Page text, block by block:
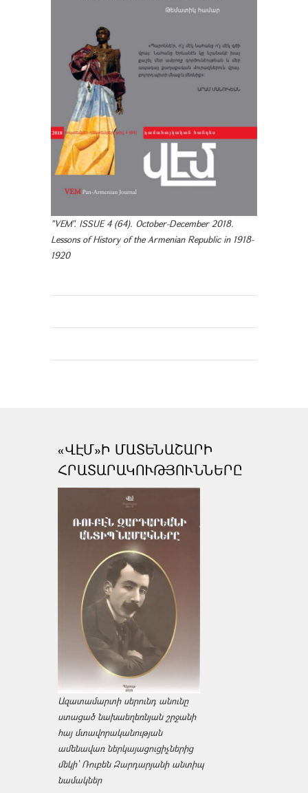
"VEM". ISSUE 4 (64). October-December 2018.
Lessons of History of the Armenian Republic in 1918-
1920
«ՎԷՄ»Ի ՄԱՏԵՆԱՇԱՐԻ
ՀՐԱՏԱՐԱԿՈՒԹՅՈՒՆՆԵՐԸ
Ազատամարտի սերունդ անունը
ստացած նախաեղեռնյան շրջանի
հայ մտավորականության
ամենավառ ներկայացուցիչներից
մեկի՝ Ռուբեն Զարդարյանի անտիպ
նամակներ